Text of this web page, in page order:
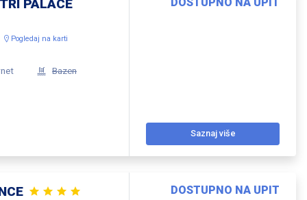
PALACE
Pogledaj na karti
Bazen
Saznaj više
DOSTUPNO NA UPIT